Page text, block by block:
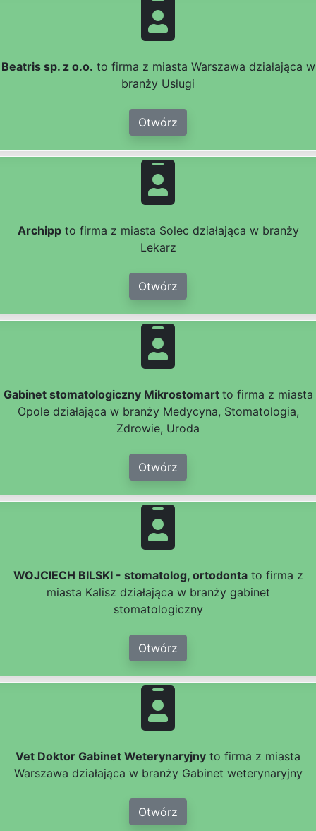
Beatris sp. z o.o. to firma z miasta Warszawa działająca w
branży Usługi
Otwórz
Archippto firma z miasta Solec działająca w branży
Lekarz
Otwórz
Gabinet stomatologiczny Mikrostomart to firma z miasta
Opole działająca w branży Medycyna, Stomatologia,
Zdrowie, Uroda
Otwórz
WOJCIECH BILSKI - stomatolog, ortodontato firma z
miasta Kalisz działająca w branży gabinet
stomatologiczny
Otwórz
Vet Doktor Gabinet Weterynaryjny to firma z miasta
Warszawa działająca w branży Gabinet weterynaryjny
Otwórz